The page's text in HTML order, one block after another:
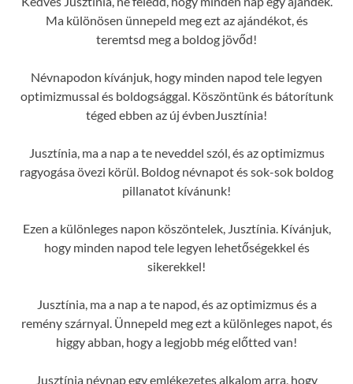
Ma különösen ünnepeld meg ezt az ajándékot, és
teremtsd meg a boldog jövőd!
Névnapodon kívánjuk, hogy minden napod tele legyen
optimizmussal és boldogsággal. Köszöntünk és bátorítunk
téged ebben az új évbenJusztínia!
Jusztínia, ma a nap a te neveddel szól, és az optimizmus
ragyogása övezi körül. Boldog névnapot és sok-sok boldog
pillanatot kívánunk!
Ezen a különleges napon köszöntelek, Jusztínia. Kívánjuk,
hogy minden napod tele legyen lehetőségekkel és
sikerekkel!
Jusztínia, ma a nap a te napod, és az optimizmus és a
remény szárnyal. Ünnepeld meg ezt a különleges napot, és
higgy abban, hogy a legjobb még előtted van!
Jusztínia névnap egy emlékezetes alkalom arra, hogy